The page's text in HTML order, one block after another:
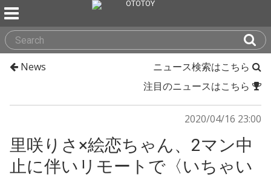
News
ニュース検索はこちら
注目のニュースはこちら
2020/04/16 23:00
里咲りさ×絵恋ちゃん、2マン中
止に伴いリモートで〈いちゃい